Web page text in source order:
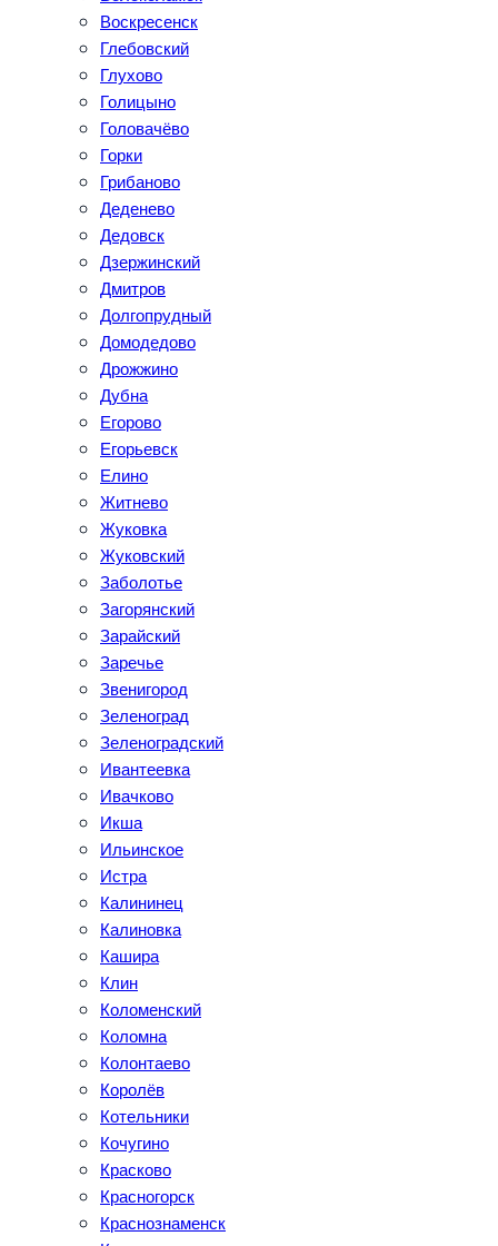
Воскресенск
Глебовский
Глухово
Голицыно
Головачёво
Горки
Грибаново
Деденево
Дедовск
Дзержинский
Дмитров
Долгопрудный
Домодедово
Дрожжино
Дубна
Егорово
Егорьевск
Елино
Житнево
Жуковка
Жуковский
Заболотье
Загорянский
Зарайский
Заречье
Звенигород
Зеленоград
Зеленоградский
Ивантеевка
Ивачково
Икша
Ильинское
Истра
Калининец
Калиновка
Кашира
Клин
Коломенский
Коломна
Колонтаево
Королёв
Котельники
Кочугино
Красково
Красногорск
Краснознаменск